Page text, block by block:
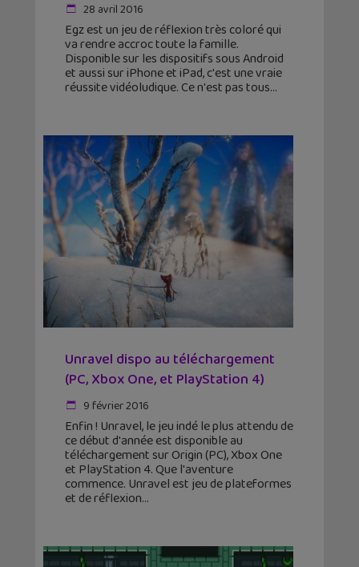
28 avril 2016
Egz est un jeu de réflexion très coloré qui
va rendre accroc toute la famille.
Disponible sur les dispositifs sous Android
et aussi sur iPhone et iPad, c'est une vraie
réussite vidéoludique. Ce n'est pas tous
Unravel dispo au téléchargement
(PC, Xbox One, et PlayStation 4)
9 février 2016
Enfin ! Unravel, le jeu indé le plus attendu de
ce début d'année est disponible au
téléchargement sur Origin (PC), Xbox One
et PlayStation 4. Que l'aventure
commence. Unravel est jeu de plateformes
et de réflexion